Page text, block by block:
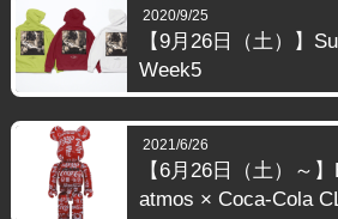
2020/9/25
【9月26日（土）】
Week5
2021/6/26
【6月26日（土）～
atmos × Coca-Cola